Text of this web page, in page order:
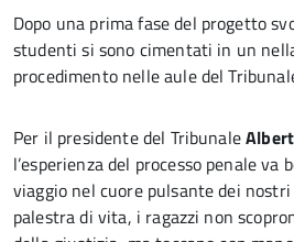
Dopo una prima fase del progetto
studenti si sono cimentati in un
procedimento nelle aule del
Per il presidente del Tribunale
l’esperienza del processo penale va
viaggio nel cuore pulsante dei
palestra di vita, i ragazzi non